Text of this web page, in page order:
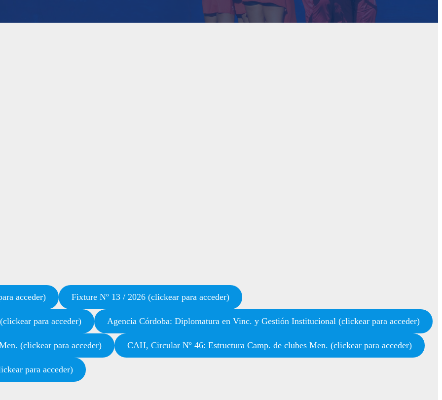
acceder) Fixture Nº 13 / 2026 (clickear para acceder)
para acceder) Agencia Córdoba: Diplomatura en Vinc. y Gestión Institucional (clickear para acceder)
(clickear para acceder) CAH, Circular Nº 46: Estructura Camp. de clubes Men. (clickear para acceder)
para acceder)